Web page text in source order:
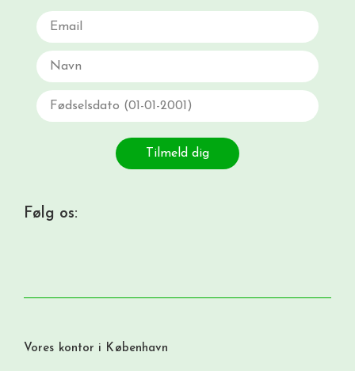
Email
Navn
Fødselsdato
Tilmeld dig
Følg os:
Vores kontor i København